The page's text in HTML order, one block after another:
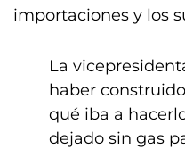
importaciones y los
La
haber
qué iba a
dejado sin gas